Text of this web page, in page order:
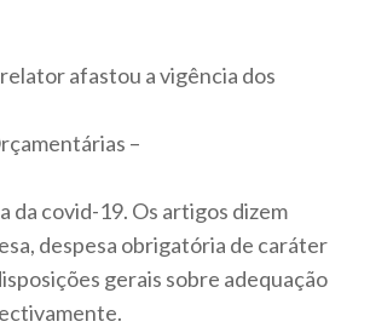
afastou a vigência dos
–
da covid-19. Os artigos dizem
despesa obrigatória de caráter
gerais sobre adequação